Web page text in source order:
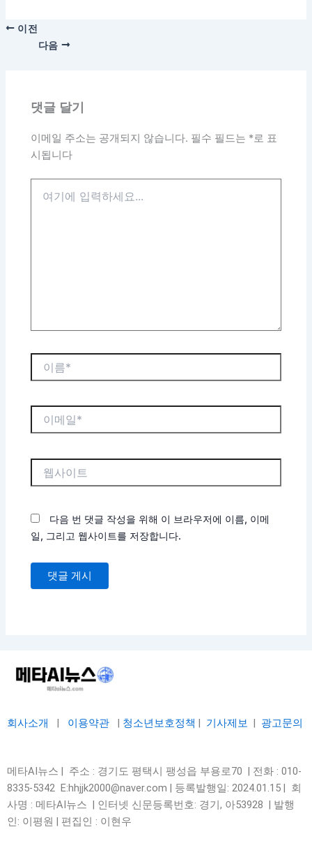
이전
다음
댓글 달기
이메일 주소는 공개되지 않습니다. 필수 필드는 *로 표
시됩니다
다음 번 댓글 작성을 위해 이 브라우저에 이름, 이메
일, 그리고 웹사이트를 저장합니다.
회사소개 | 이용약관 | 청소년보호정책 | 기사제보 | 광고문의
메타AI뉴스 | 주소 : 경기도 평택시 팽성읍 부용로70 | 전화 : 010-
8335-5342 E:hhjjk2000@naver.com | 등록발행일: 2024.01.15 | 회
사명 : 메타AI뉴스 | 인터넷 신문등록번호: 경기, 아53928 | 발행
인: 이평원 | 편집인 : 이현우